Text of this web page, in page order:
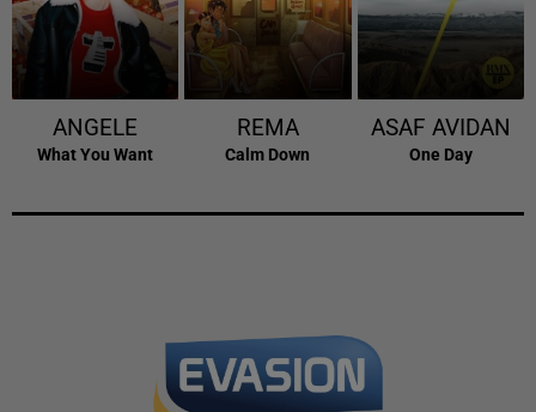
ANGELE
What You Want
REMA
Calm Down
ASAF AVIDAN
One Day